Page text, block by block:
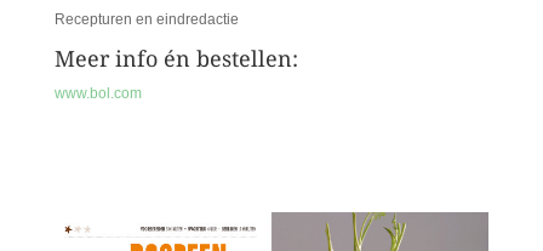
Recepturen en eindredactie
Meer info én bestellen:
www.bol.com